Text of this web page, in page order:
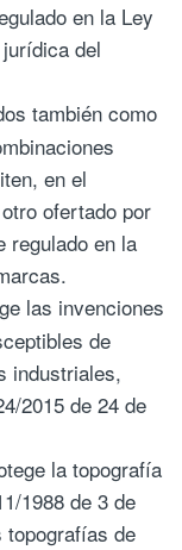
en la Ley
del
también como
en el
ofertado por
regulado en la
las invenciones
de
industriales,
2015 de 24 de
la topografía
1988 de 3 de
de